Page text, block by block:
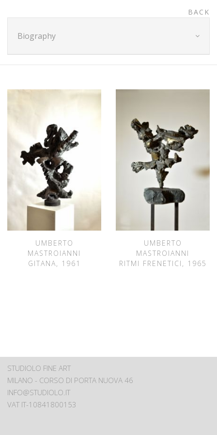
BACK
Biography
UMBERTO
MASTROIANNI
GITANA, 1961
UMBERTO
MASTROIANNI
RITMI FRENETICI, 1965
STUDIOLO FINE ART
MILANO - CORSO DI PORTA NUOVA 46
INFO@STUDIOLO.IT
VAT IT-10841800153